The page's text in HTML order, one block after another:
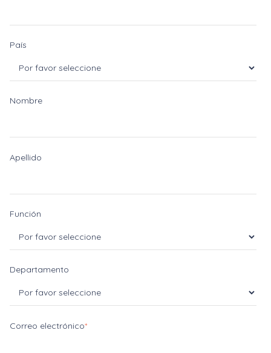
País
Nombre
Apellido
Función
Departamento
Correo electrónico*